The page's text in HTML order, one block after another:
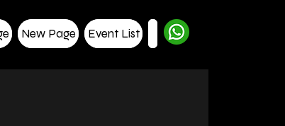
New Page Event List